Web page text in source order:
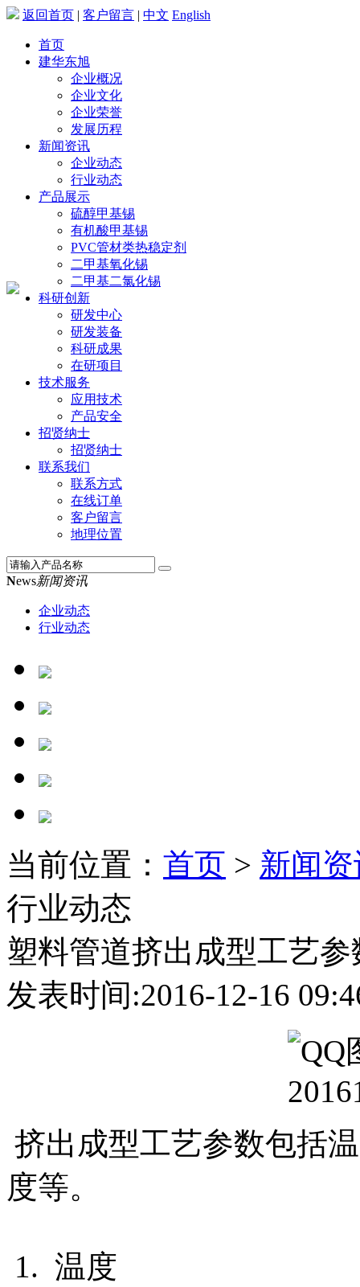
返回首页 | 客户留言 | 中文 English
首页
建华东旭
企业概况
企业文化
企业荣誉
发展历程
新闻资讯
企业动态
行业动态
产品展示
硫醇甲基锡
有机酸甲基锡
PVC管材类热稳定剂
二甲基氧化锡
二甲基二氯化锡
科研创新
研发中心
研发装备
科研成果
在研项目
技术服务
应用技术
产品安全
招贤纳士
招贤纳士
联系我们
联系方式
在线订单
客户留言
地理位置
News新闻资讯
企业动态
行业动态
当前位置： 首页 > 新闻
行业动态
塑料管道挤出成型工艺参
发表时间:2016-12-16
挤出成型工艺参数包括
度等。
1. 温度